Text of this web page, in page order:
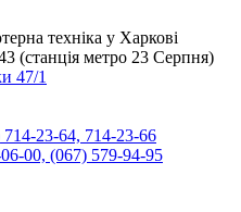
техніка у Харкові
(станція метро 23 Серпня)
47/1
23-64, 714-23-66
00, (067) 579-94-95